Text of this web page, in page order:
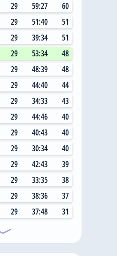
29 59:27
60
29 51:40
51
29 39:34
51
29 53:34
48
29 48:39
48
29 44:40
44
29 34:33
43
29 44:46
40
29 40:43
40
29 30:34
40
29 42:43
39
29 33:35
38
29 38:36
37
29 37:48 31